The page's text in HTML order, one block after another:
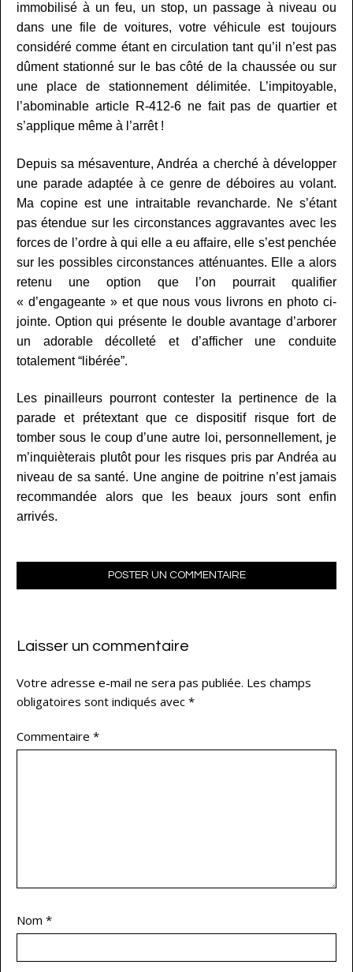
immobilisé à un feu, un stop, un passage à niveau ou
dans une file de voitures, votre véhicule est toujours
considéré comme étant en circulation tant qu’il n’est pas
dûment stationné sur le bas côté de la chaussée ou sur
une place de stationnement délimitée. L’impitoyable,
l’abominable article R-412-6 ne fait pas de quartier et
s’applique même à l’arrêt !
Depuis sa mésaventure, Andréa a cherché à développer
une parade adaptée à ce genre de déboires au volant.
Ma copine est une intraitable revancharde. Ne s’étant
pas étendue sur les circonstances aggravantes avec les
forces de l’ordre à qui elle a eu affaire, elle s’est penchée
sur les possibles circonstances atténuantes. Elle a alors
retenu une option que l’on pourrait qualifier
« d’engageante » et que nous vous livrons en photo ci-
jointe. Option qui présente le double avantage d’arborer
un adorable décolleté et d’afficher une conduite
totalement “libérée”.
Les pinailleurs pourront contester la pertinence de la
parade et prétextant que ce dispositif risque fort de
tomber sous le coup d’une autre loi, personnellement, je
m’inquièterais plutôt pour les risques pris par Andréa au
niveau de sa santé. Une angine de poitrine n’est jamais
recommandée alors que les beaux jours sont enfin
arrivés.
POSTER UN COMMENTAIRE
Laisser un commentaire
Votre adresse e-mail ne sera pas publiée. Les champs
obligatoires sont indiqués avec *
Commentaire *
Nom *